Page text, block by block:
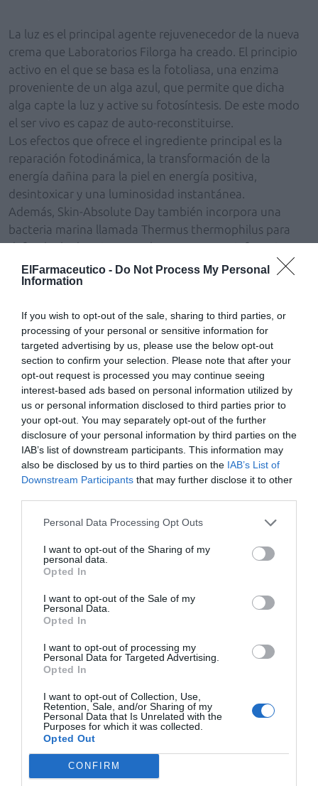
ElFarmaceutico - Do Not Process My Personal
Information
If you wish to opt-out of the sale, sharing to third parties, or
processing of your personal or sensitive information for
targeted advertising by us, please use the below opt-out
section to confirm your selection. Please note that after your
opt-out request is processed you may continue seeing
interest-based ads based on personal information utilized by
us or personal information disclosed to third parties prior to
your opt-out. You may separately opt-out of the further
disclosure of your personal information by third parties on the
IAB’s list of downstream participants. This information may
also be disclosed by us to third parties on the IAB’s List of
Downstream Participants that may further disclose it to other
Personal Data Processing Opt Outs
I want to opt-out of the Sharing of my
personal data.
Opted In
I want to opt-out of the Sale of my
Personal Data.
Opted In
I want to opt-out of processing my
Personal Data for Targeted Advertising.
Opted In
I want to opt-out of Collection, Use,
Retention, Sale, and/or Sharing of my
Personal Data that Is Unrelated with the
Purposes for which it was collected.
Opted Out
CONFIRM
La luz es el principal agente rejuvenecedor de la nueva
crema que Laboratorios Filorga ha creado. El principio
activo en el que se basa es la fotoliasa, una enzima
proveniente de un alga azul, que permite que dicha
alga capte la luz y active su fotosíntesis. De este modo
el ser vivo es capaz de auto-reconstituirse.
Los efectos que ofrece el ingrediente principal es la
reparación fotodinámica, la transformación de la
energía dañina para la piel en energía positiva,
desintoxicar y una luminosidad instantánea.
Además, Skin-Absolute Day también incorpora una
bacteria marina llamada Thermus thermophilus para
defender la dermis contra los rayos UVA e infrarrojos,
fructanos extraídos del diente de león para neutralizar
el efecto de la contaminación ambiental y zafiro blanco
Skin-Absolute Day estará disponible a partir de
septiembre y se comercializará en un tarro de 50 ml con
un PVP Rec. de 119 euros.
AñadirEl Farmacéuticocomo fuente preferida
de Google de forma gratuita
Mantente informado con las últimas noticias de actualidad.
ACTIVAR AHORA
FILORGA
Destacados
La venta online de medicamentos
DIGITAL Isabel Marín Moral 28/07/2026
Récord de comunicaciones para el
24 Congreso Nacional
Farmacéutico de Oviedo